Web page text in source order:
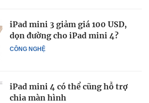
CÔNG NGHỆ
iPad mini 3 giảm giá 100 USD,
dọn đường cho iPad mini 4?
iPad mini 4 có thể cũng hỗ trợ
chia màn hình